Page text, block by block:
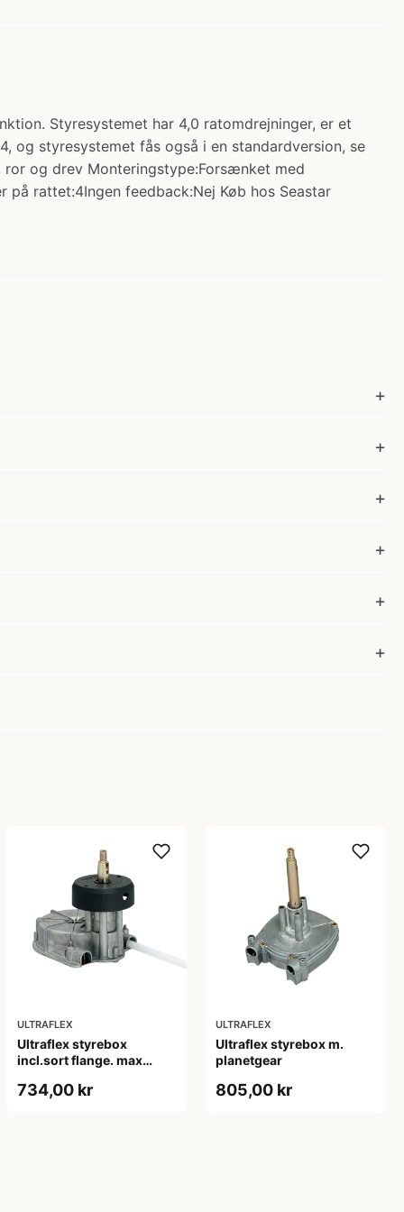
Styresystemet har 4,0 ratomdrejninger, er et
og styresystemet fås også i en standardversion, se
ror og drev Monteringstype:Forsænket med
på rattet:4Ingen feedback:Nej Køb hos Seastar
ULTRAFLEX
Ultraflex styrebox
incl.sort flange. max
734,00 kr
ULTRAFLEX
Ultraflex styrebox m.
planetgear
805,00 kr